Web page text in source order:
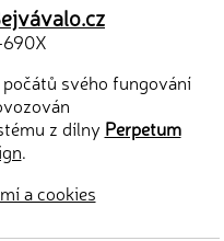
svého fungování
z dílny Perpetum
.
a cookies